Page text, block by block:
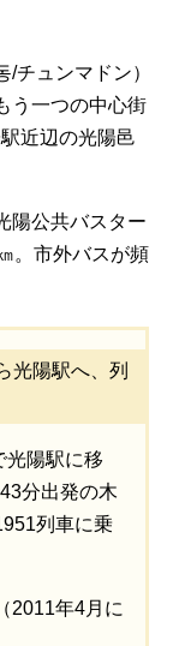
チュンマドン）
う一つの中心街
近辺の光陽邑
陽公共バスター
。市外バスが頻
光陽駅へ、列
光陽駅に移
分出発の木
列車に乗
2011年4月に